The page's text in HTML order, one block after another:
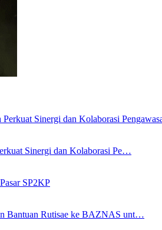
Sinergi dan Kolaborasi Pe…
SP2KP
Bantuan Rutisae ke BAZNAS unt…